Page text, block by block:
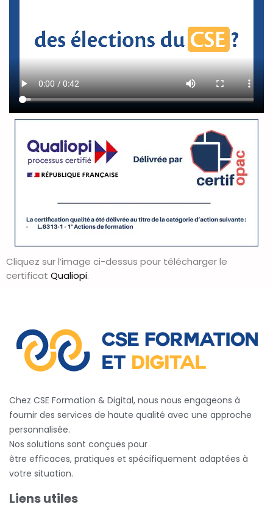
Cliquez sur l’image ci-dessus pour télécharger le
certificat Qualiopi.
Chez CSE Formation & Digital, nous nous engageons à
fournir des services de haute qualité avec une approche
personnalisée.
Nos solutions sont conçues pour
être efficaces, pratiques et spécifiquement adaptées à
votre situation.
Liens utiles